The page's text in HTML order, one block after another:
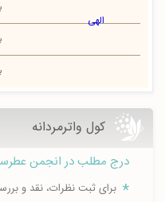
کول واترمردانه
درج مطلب در انجمن
برای ثبت نظرات، نقد و